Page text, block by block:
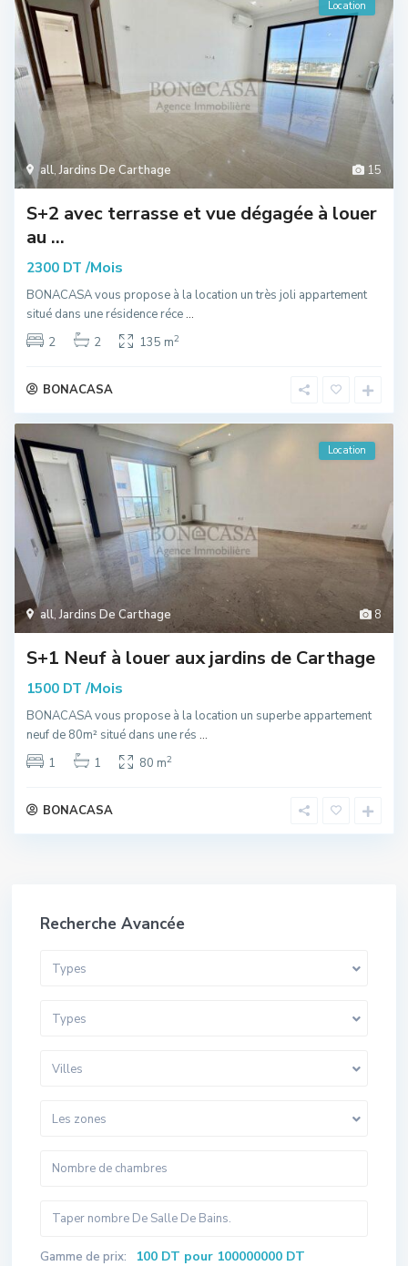
15
all,Jardins De Carthage
Location
S+2 avec terrasse et vue dégagée à louer
au ...
2300 DT /Mois
BONACASA vous propose à la location un très joli appartement
situé dans une résidence réce...
2
2 135 m2
BONACASA
8
all,Jardins De Carthage
Location
S+1 Neuf à louer aux jardins de Carthage
1500 DT /Mois
BONACASA vous propose à la location un superbe appartement
neuf de 80m² situé dans une rés ...
1
1 80 m2
BONACASA
Recherche Avancée
Types
Types
Villes
Les zones
Gamme de prix: 100 DT pour 100000000 DT